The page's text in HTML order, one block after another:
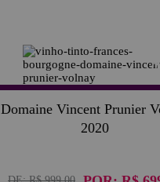
Domaine Vincent Prunier
2020